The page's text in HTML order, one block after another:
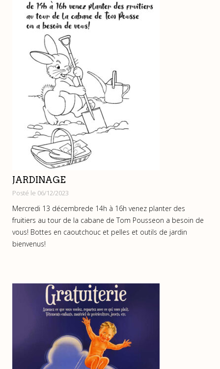
JARDINAGE
Posté le 06/12/2023
Mercredi 13 décembrede 14h à 16h venez planter des
fruitiers au tour de la cabane de Tom Pousseon a besoin de
vous! Bottes en caoutchouc et pelles et outils de jardin
bienvenus!